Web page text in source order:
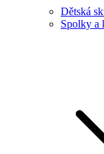
Dětská
Spolky a